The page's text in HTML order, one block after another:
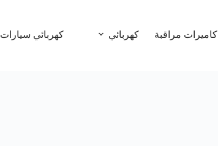
كاميرات مراقبة كهربائي كهربائي سيارات